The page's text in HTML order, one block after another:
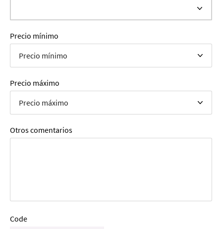
Precio mínimo
Precio máximo
Otros comentarios
Code